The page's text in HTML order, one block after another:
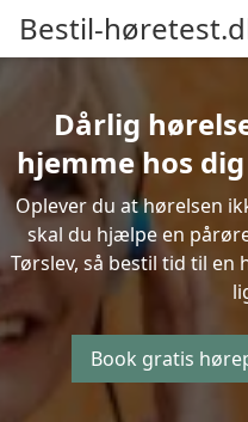
Bestil-
Dårlig
hjemme hos
Oplever du at hørelsen
skal du hjælpe en
Tørslev, så bestil tid til en
Book gratis